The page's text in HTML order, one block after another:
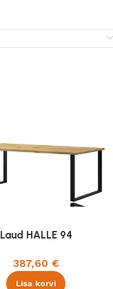
Laud HALLE 94
387,60 €
Lisa korvi